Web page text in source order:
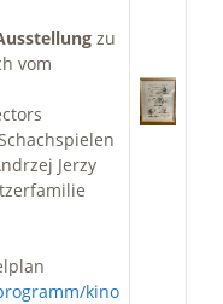
zu
vom
Jerzy
kino